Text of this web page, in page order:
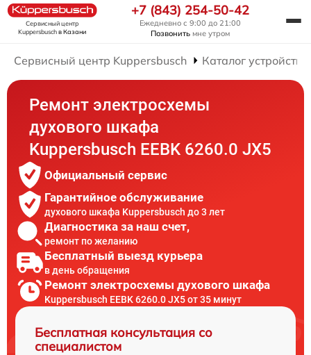
Сервисный центр
Kuppersbuschв Казани
+7 (843) 254-50-42
Ежедневно с 9:00 до 21:00
Позвонить мне утром
Сервисный центр Kuppersbusch Каталог устройств
Ремонт электросхемы
духового шкафа
Kuppersbusch EEBK 6260.0 JX5
Официальный сервис
Гарантийное обслуживание
духового шкафа Kuppersbusch до 3 лет
Диагностика за наш счет,
ремонт по желанию
Бесплатный выезд курьера
в день обращения
Ремонт электросхемы духового шкафа
Kuppersbusch EEBK 6260.0 JX5 от 35 минут
Бесплатная консультация со
специалистом